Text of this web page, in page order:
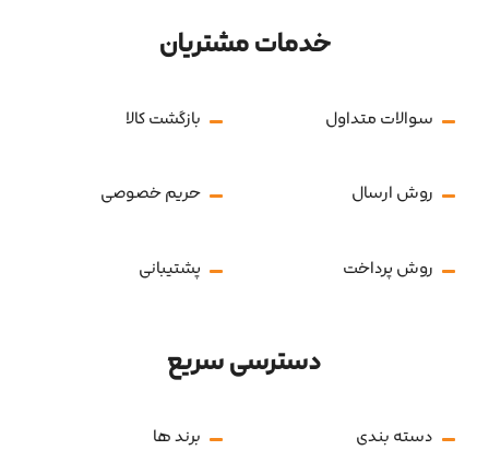
خدمات مشتریان
سوالات متداول بازگشت کالا
روش ارسال حریم خصوصی
روش پرداخت پشتیبانی
دسترسی سریع
دسته بندی برند ها